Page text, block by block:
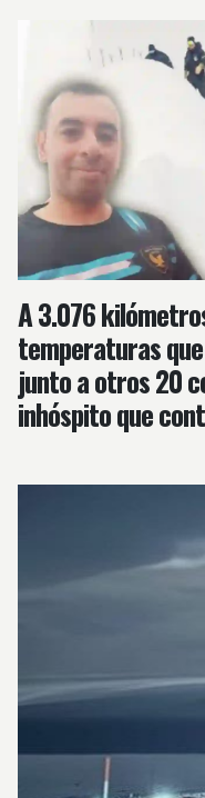
A 3.076
temperaturas
junto a otros 20
inhóspito que